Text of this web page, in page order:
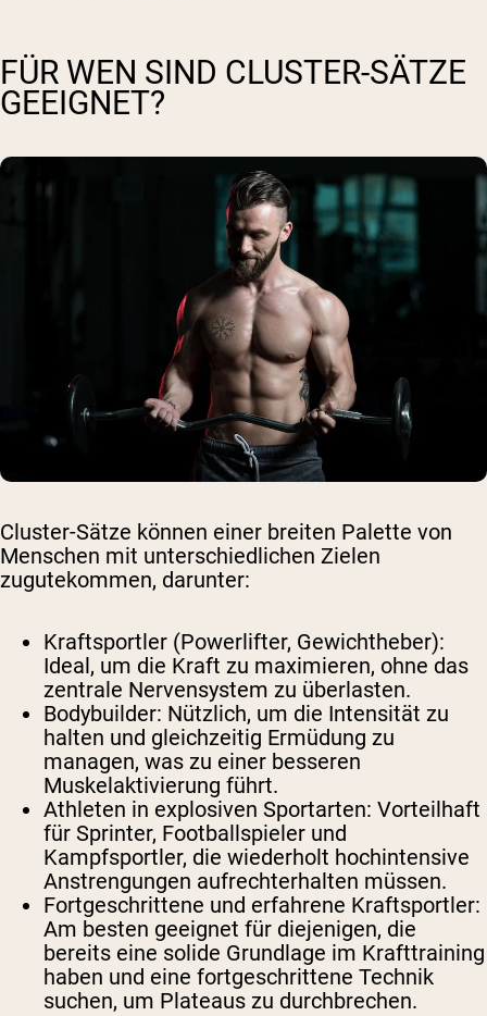
FÜR WEN SIND CLUSTER-SÄTZE
GEEIGNET?
Cluster-Sätze können einer breiten Palette von
Menschen mit unterschiedlichen Zielen
zugutekommen, darunter:
Kraftsportler (Powerlifter, Gewichtheber):
Ideal, um die Kraft zu maximieren, ohne das
zentrale Nervensystem zu überlasten.
Bodybuilder: Nützlich, um die Intensität zu
halten und gleichzeitig Ermüdung zu
managen, was zu einer besseren
Muskelaktivierung führt.
Athleten in explosiven Sportarten: Vorteilhaft
für Sprinter, Footballspieler und
Kampfsportler, die wiederholt hochintensive
Anstrengungen aufrechterhalten müssen.
Fortgeschrittene und erfahrene Kraftsportler:
Am besten geeignet für diejenigen, die
bereits eine solide Grundlage im Krafttraining
haben und eine fortgeschrittene Technik
suchen, um Plateaus zu durchbrechen.